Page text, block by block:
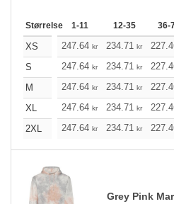
Størrelse 1-11 12-35 36-
XS 247.64 kr 234.71 kr
S
247.64 kr 234.71 kr
M
247.64 kr 234.71 kr
XL
247.64 kr 234.71 kr
2XL
247.64 kr 234.71 kr
Grey Pink